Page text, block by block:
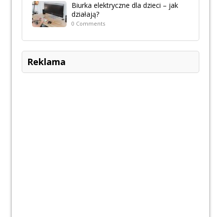
Biurka elektryczne dla dzieci – jak
działają?
0 Comments
Reklama